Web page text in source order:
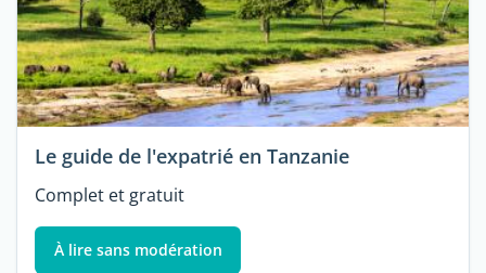
Le guide de l'expatrié en Tanzanie
Complet et gratuit
À lire sans modération